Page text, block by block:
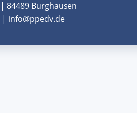
84489 Burghausen
| info@ppedv.de